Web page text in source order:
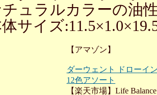
ュラルカラーの油
サイズ
【アマゾン】
ダーウェント ドローイ
12色アソート
【楽天市場】Life Balance